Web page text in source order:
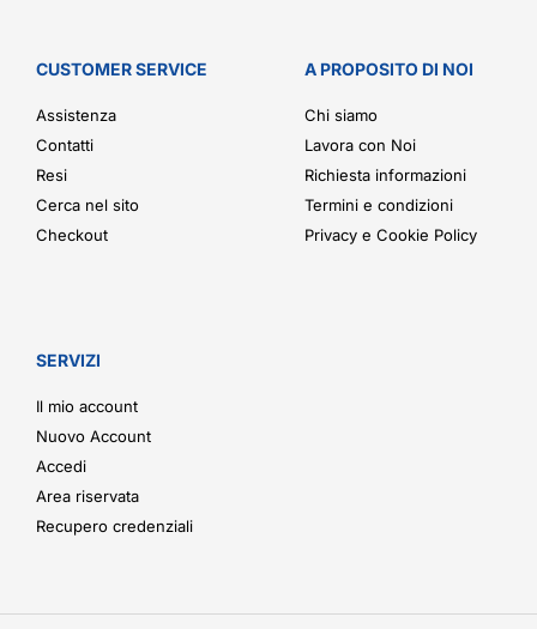
CUSTOMER SERVICE
Assistenza
Contatti
Resi
Cerca nel sito
Checkout
A PROPOSITO DI NOI
Chi siamo
Lavora con Noi
Richiesta informazioni
Termini e condizioni
Privacy e Cookie Policy
SERVIZI
Il mio account
Nuovo Account
Accedi
Area riservata
Recupero credenziali